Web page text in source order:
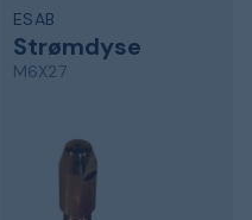
ESAB
Strømdyse
M6X27